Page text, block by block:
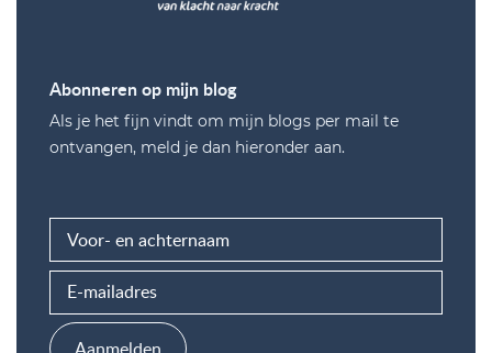
Abonneren op mijn blog
Als je het fijn vindt om mijn blogs per mail te
ontvangen, meld je dan hieronder aan.